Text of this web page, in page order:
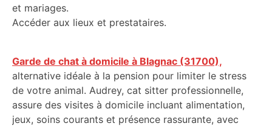
et mariages.
Accéder aux lieux et prestataires.
Garde de chat à domicile à Blagnac (31700),
alternative idéale à la pension pour limiter le stress
de votre animal. Audrey, cat sitter professionnelle,
assure des visites à domicile incluant alimentation,
jeux, soins courants et présence rassurante, avec